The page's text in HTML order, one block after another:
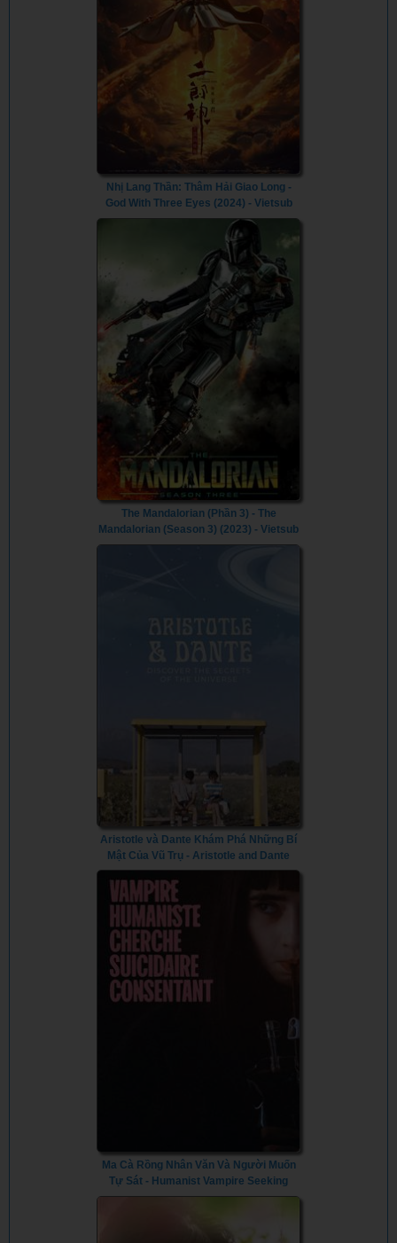
Nhị Lang Thần: Thâm Hải Giao Long -
God With Three Eyes (2024) - Vietsub
The Mandalorian (Phần 3) - The
Mandalorian (Season 3) (2023) - Vietsub
Aristotle và Dante Khám Phá Những Bí
Mật Của Vũ Trụ - Aristotle and Dante
Discover the Secrets of the Universe
(2023) - Vietsub
Ma Cà Rồng Nhân Văn Và Người Muốn
Tự Sát - Humanist Vampire Seeking
Consenting Suicidal Person (2023) -